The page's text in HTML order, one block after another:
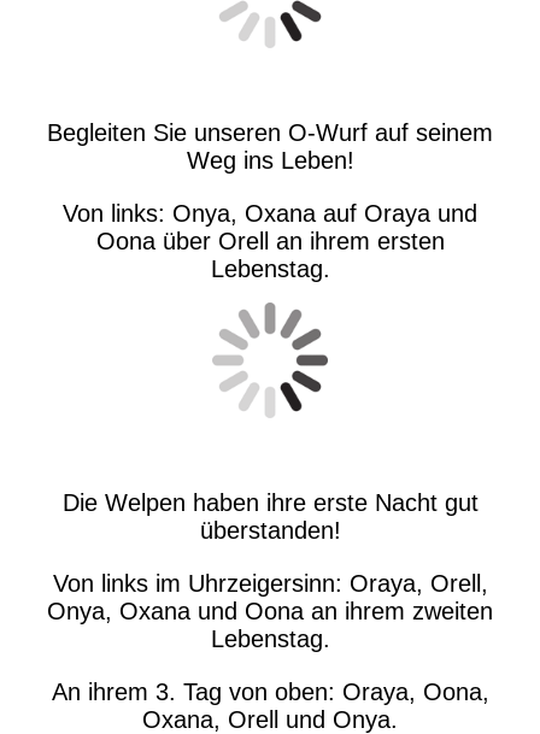
Begleiten Sie unseren O-Wurf auf seinem
Weg ins Leben!
Von links: Onya, Oxana auf Oraya und
Oona über Orell an ihrem ersten
Lebenstag.
Die Welpen haben ihre erste Nacht gut
überstanden!
Von links im Uhrzeigersinn: Oraya, Orell,
Onya, Oxana und Oona an ihrem zweiten
Lebenstag.
An ihrem 3. Tag von oben: Oraya, Oona,
Oxana, Orell und Onya.